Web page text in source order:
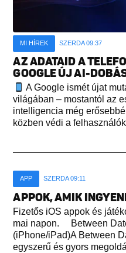
MI HÍREK SZERDA 09:37
AZ ADATAID A
GOOGLE ÚJ AI-
A Google ismét újat
világában – mostantól az
intelligencia még
közben védi a
APP SZERDA 09:11
APPOK, AMIK
Fizetős iOS appok és
mai napon. Between
(iPhone/iPad)A Between
egyszerű és gyors